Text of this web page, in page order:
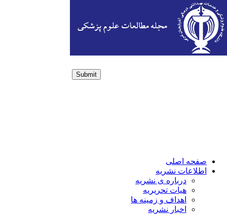
Submit
صفحه اصلی
اطلاعات نشریه
درباره ی نشریه
هیات تحریریه
اهداف و زمینه ها
اخبار نشریه